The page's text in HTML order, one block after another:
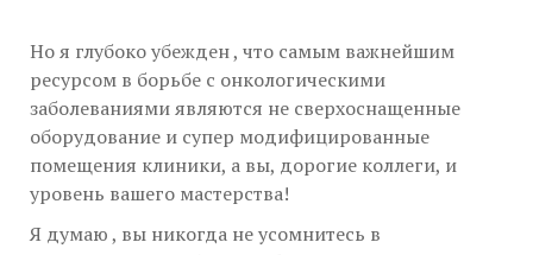
Но я глубоко убежден , что самым важнейшим
ресурсом в борьбе с онкологическими
заболеваниями являются не сверхоснащенные
оборудование и супер модифицированные
помещения клиники, а вы, дорогие коллеги, и
уровень вашего мастерства!
Я думаю , вы никогда не усомнитесь в